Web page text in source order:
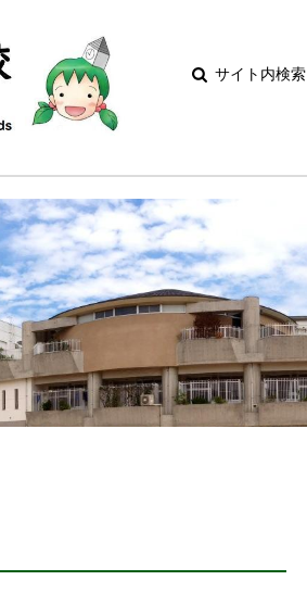
サイト内検索